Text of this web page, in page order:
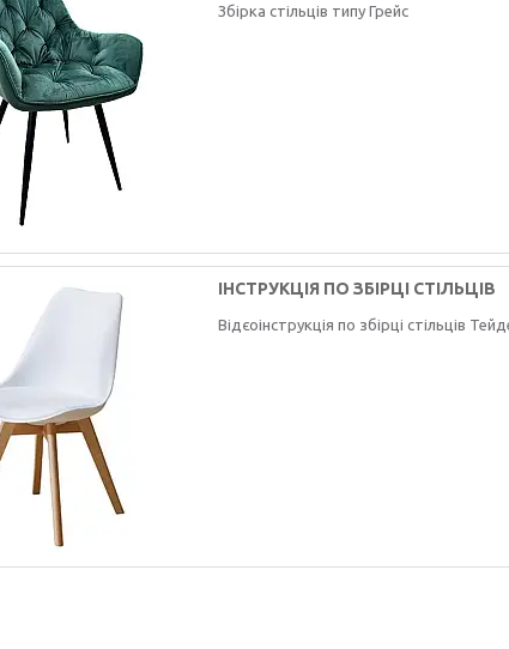
Збірка стільців типу Грейс
ІНСТРУКЦІЯ ПО ЗБІРЦІ СТІЛЬЦІВ
Відєоінструкція по збірці стільців